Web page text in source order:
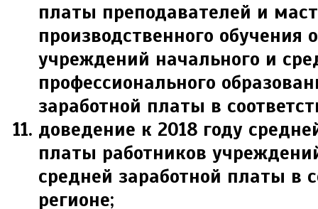
платы преподавателей и
производственного обучения
учреждений начального и
профессионального
заработной платы в
доведение к 2018 году
платы работников
средней заработной платы в
регионе;